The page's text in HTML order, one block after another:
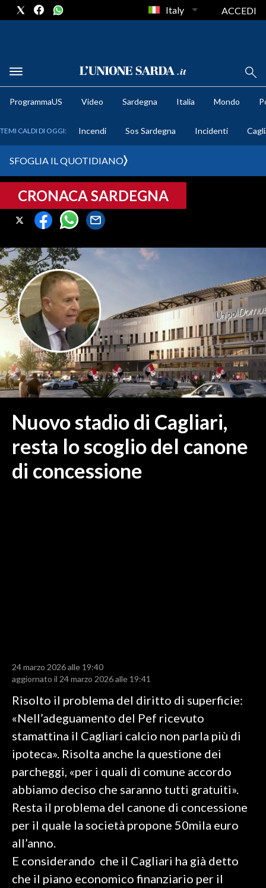
METEO
CRONACA SARDEGNA
CAGLIARI
SULCIS IGLESIENTE
MEDIO CAMPIDANO
ORISTANO E PROVINCIA
SASSARI E PROVINCIA
GALLURA
NUORO E PROVINCIA
OGLIASTRA
AGENDA
ITALIA
MONDO
POLITICA
CALCIO REGIONALE
BASKET
VOLLEY
MOTORI
TENNIS
ALTRI SPORT
CULTURA
SPETTACOLI
SALUTE
Italy ACCEDI
ProgrammaUS Video Sardegna Italia Mondo
TEMI CALDI DI OGGI: Incendi Sos Sardegna Incidenti
SFOGLIA IL QUOTIDIANO
CRONACA SARDEGNA
Nuovo stadio di Cagliari,
resta lo scoglio del canone
di concessione
24 marzo 2026 alle 19:40
aggiornato il 24 marzo 2026 alle 19:41
Risolto il problema del diritto di superficie:
«Nell’adeguamento del Pef ricevuto
stamattina il Cagliari calcio non parla più di
ipoteca». Risolta anche la questione dei
parcheggi, «per i quali di comune accordo
abbiamo deciso che saranno tutti gratuiti».
Resta il problema del canone di concessione
per il quale la società propone 50mila euro
all’anno.
E considerando che il Cagliari ha già detto
che il piano economico finanziario per il